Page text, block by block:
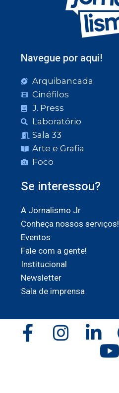
Navegue por aqui!
Arquibancada
Cinéfilos
J. Press
Laboratório
Sala 33
Arte e Grafia
Foco
Se interessou?
A Jornalismo Jr
Conheça nossos serviços!
Eventos
Fale com a gente!
Institucional
Newsletter
Sala de imprensa